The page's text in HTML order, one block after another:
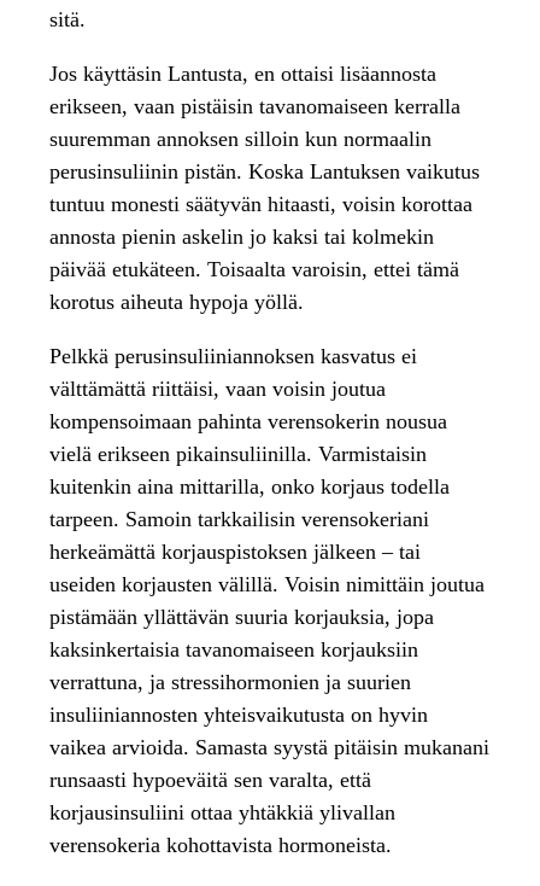
sitä.
Jos käyttäsin Lantusta, en ottaisi lisäannosta
erikseen, vaan pistäisin tavanomaiseen kerralla
suuremman annoksen silloin kun normaalin
perusinsuliinin pistän. Koska Lantuksen vaikutus
tuntuu monesti säätyvän hitaasti, voisin korottaa
annosta pienin askelin jo kaksi tai kolmekin
päivää etukäteen. Toisaalta varoisin, ettei tämä
korotus aiheuta hypoja yöllä.
Pelkkä perusinsuliiniannoksen kasvatus ei
välttämättä riittäisi, vaan voisin joutua
kompensoimaan pahinta verensokerin nousua
vielä erikseen pikainsuliinilla. Varmistaisin
kuitenkin aina mittarilla, onko korjaus todella
tarpeen. Samoin tarkkailisin verensokeriani
herkeämättä korjauspistoksen jälkeen – tai
useiden korjausten välillä. Voisin nimittäin joutua
pistämään yllättävän suuria korjauksia, jopa
kaksinkertaisia tavanomaiseen korjauksiin
verrattuna, ja stressihormonien ja suurien
insuliiniannosten yhteisvaikutusta on hyvin
vaikea arvioida. Samasta syystä pitäisin mukanani
runsaasti hypoeväitä sen varalta, että
korjausinsuliini ottaa yhtäkkiä ylivallan
verensokeria kohottavista hormoneista.